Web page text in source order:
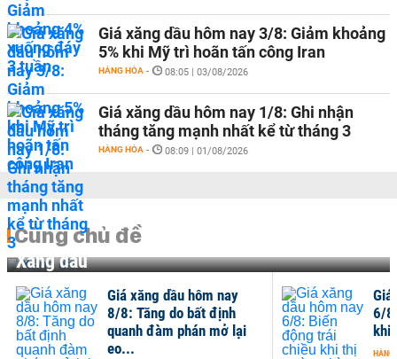
Giá xăng dầu hôm nay 3/8: Giảm khoảng
5% khi Mỹ trì hoãn tấn công Iran
HÀNG HÓA - 08:05 | 03/08/2026
Giá xăng dầu hôm nay 1/8: Ghi nhận
tháng tăng mạnh nhất kể từ tháng 3
HÀNG HÓA - 08:09 | 01/08/2026
Cùng chủ đề
Xăng dầu
Giá xăng dầu hôm nay
8/8: Tăng do bất định
quanh đàm phán mở lại
eo...
Giá
6/
khi
HÀNG